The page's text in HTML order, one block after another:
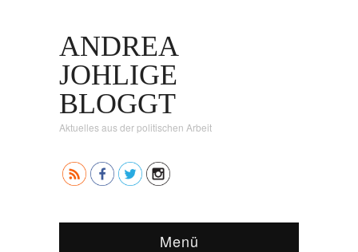
ANDREA
JOHLIGE
BLOGGT
Aktuelles aus der politischen Arbeit
Menü